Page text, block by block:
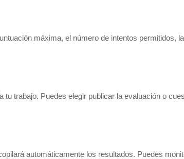
máxima, el número de intentos permitidos,
trabajo. Puedes elegir publicar la evaluación o
automáticamente los resultados. Puedes